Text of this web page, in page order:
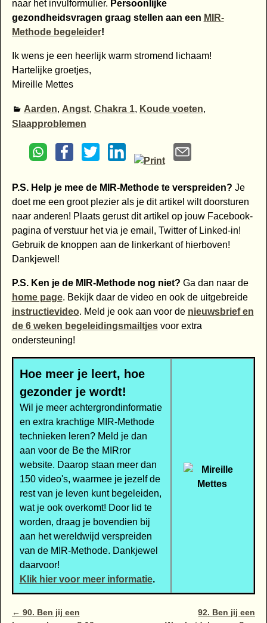
naar het invulformulier. Persoonlijke
gezondheidsvragen graag stellen aan een MIR-
Methode begeleider!
Ik wens je een heerlijk warm stromend lichaam!
Hartelijke groetjes,
Mireille Mettes
Aarden, Angst, Chakra 1, Koude voeten,
Slaapproblemen
P.S. Help je mee de MIR-Methode te verspreiden? Je
doet me een groot plezier als je dit artikel wilt doorsturen
naar anderen! Plaats gerust dit artikel op jouw Facebook-
pagina of verstuur het via je email, Twitter of Linked-in!
Gebruik de knoppen aan de linkerkant of hierboven!
Dankjewel!
P.S. Ken je de MIR-Methode nog niet? Ga dan naar de
home page. Bekijk daar de video en ook de uitgebreide
instructievideo. Meld je ook aan voor de nieuwsbrief en
de 6 weken begeleidingsmailtjesvoor extra
ondersteuning!
Hoe meer je leert, hoe
gezonder je wordt!
Wil je meer achtergrondinformatie
en extra krachtige MIR-Methode
technieken leren? Meld je dan
aan voor de Be the MIRror
website. Daarop staan meer dan
150 video's, waarmee je jezelf de
rest van je leven kunt begeleiden,
wat je ook overkomt! Door lid te
worden, draag je bovendien bij
aan het wereldwijd verspreiden
van de MIR-Methode. Dankjewel
daarvoor!
Klik hier voor meer informatie.
Bericht navigatie
← 90. Ben jij een
92. Ben jij een